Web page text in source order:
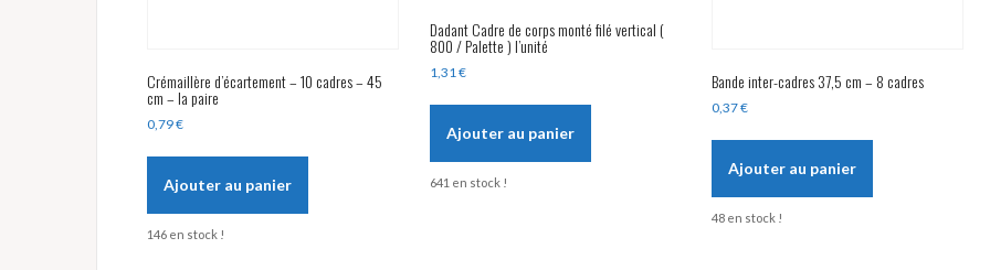
Crémaillère d’écartement – 10 cadres – 45
cm – la paire
0,79€
Ajouter au panier
146 en stock !
Dadant Cadre de corps monté filé vertical (
800 / Palette ) l’unité
1,31 €
Ajouter au panier
641 en stock !
Bande inter-cadres 37,5 cm – 8 cadres
0,37€
Ajouter au panier
48 en stock !